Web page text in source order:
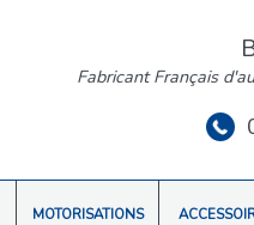
Fabricant Français
MOTORISATIONS